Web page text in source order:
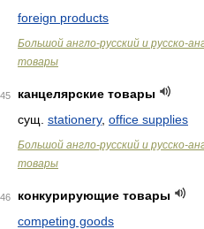
foreign products
Большой англо-русский и русско-
товары
45
канцелярские товары
сущ. stationery, office supplies
Большой англо-русский и русско-
товары
46
конкурирующие товары
competing goods